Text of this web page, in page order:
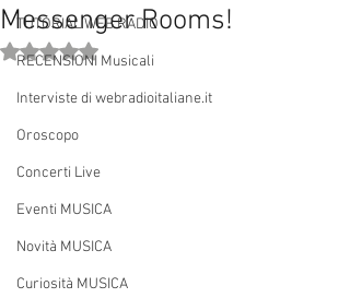
TUTORIAL WEB RADIO
RECENSIONI Musicali
Interviste di webradioitaliane.it
Oroscopo
Concerti Live
Eventi MUSICA
Novità MUSICA
Curiosità MUSICA
Messenger Rooms!
Valutazione NaN stelle su 5.